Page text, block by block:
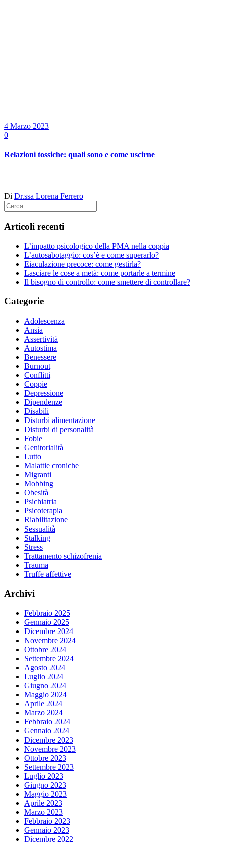
4 Marzo 2023
0
Relazioni tossiche: quali sono e come uscirne
Di Dr.ssa Lorena Ferrero
Articoli recenti
L’impatto psicologico della PMA nella coppia
L’autosabotaggio: cos’è e come superarlo?
Eiaculazione precoce: come gestirla?
Lasciare le cose a metà: come portarle a termine
Il bisogno di controllo: come smettere di controllare?
Categorie
Adolescenza
Ansia
Assertività
Autostima
Benessere
Burnout
Conflitti
Coppie
Depressione
Dipendenze
Disabili
Disturbi alimentazione
Disturbi di personalità
Fobie
Genitorialità
Lutto
Malattie croniche
Migranti
Mobbing
Obesità
Psichiatria
Psicoterapia
Riabilitazione
Sessualità
Stalking
Stress
Trattamento schizofrenia
Trauma
Truffe affettive
Archivi
Febbraio 2025
Gennaio 2025
Dicembre 2024
Novembre 2024
Ottobre 2024
Settembre 2024
Agosto 2024
Luglio 2024
Giugno 2024
Maggio 2024
Aprile 2024
Marzo 2024
Febbraio 2024
Gennaio 2024
Dicembre 2023
Novembre 2023
Ottobre 2023
Settembre 2023
Luglio 2023
Giugno 2023
Maggio 2023
Aprile 2023
Marzo 2023
Febbraio 2023
Gennaio 2023
Dicembre 2022